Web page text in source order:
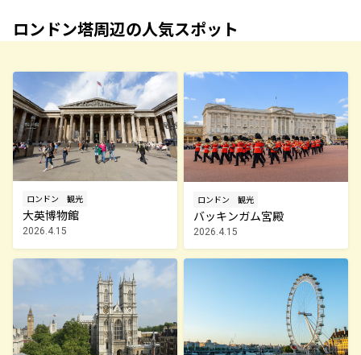
ロンドン塔周辺の人気スポット
ロンドン 観光
大英博物館
2026.4.15
ロンドン 観光
バッキンガム宮殿
2026.4.15